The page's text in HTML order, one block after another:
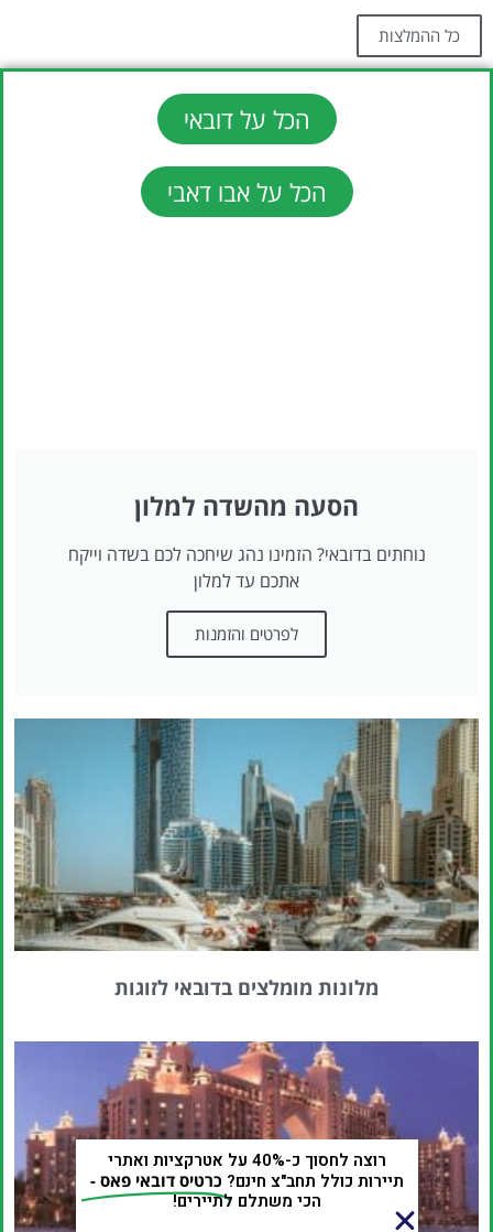
כל ההמלצות
הכל על דובאי
הכל על אבו דאבי
הסעה מהשדה למלון
נוחתים בדובאי? הזמינו נהג שיחכה לכם בשדה וייקח
אתכם עד למלון
לפרטים והזמנות
מלונות מומלצים בדובאי לזוגות
רוצה לחסוך כ-40% על אטרקציות ואתרי
תיירות כולל תחב"צ חינם? כרטיס דובאי פאס -
הכי משתלם לתיירים!